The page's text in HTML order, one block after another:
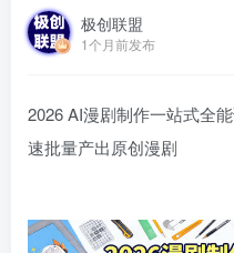
极创联盟
1个月前发布
2026 AI漫剧制作一站式全
速批量产出原创漫剧